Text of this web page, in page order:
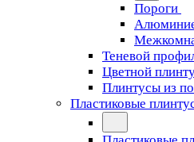
Пороги
Теневой
Цветной
Плинтусы из
Пластиковые